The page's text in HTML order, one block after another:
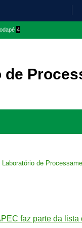
4
Laboratório de
faz parte da